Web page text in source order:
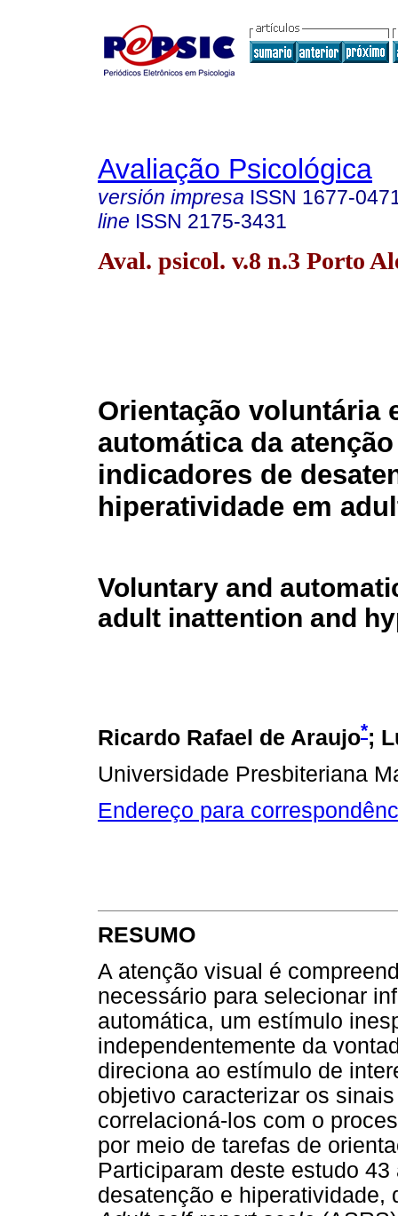
Avaliação Psicológica
versión impresa ISSN 1677-
line ISSN 2175-3431
Aval. psicol. v.8 n.3 Porto
Orientação voluntária
automática da
indicadores de
hiperatividade em
Voluntary and
adult inattention and
Ricardo Rafael de Araujo*;
Universidade Presbiteriana
Endereço para
RESUMO
A atenção visual é
necessário para selecionar
automática, um estímulo
independentemente da
direciona ao estímulo de
objetivo caracterizar os
correlacioná-los com o
por meio de tarefas de
Participaram deste estudo
desatenção e hiperatividade,